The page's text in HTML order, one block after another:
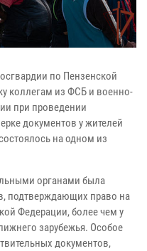
по Пензенской
коллегам из ФСБ и военно-
при проведении
документов у жителей
на одном из
органами была
подтверждающих право на
Федерации, более чем у
зарубежья. Особое
документов,